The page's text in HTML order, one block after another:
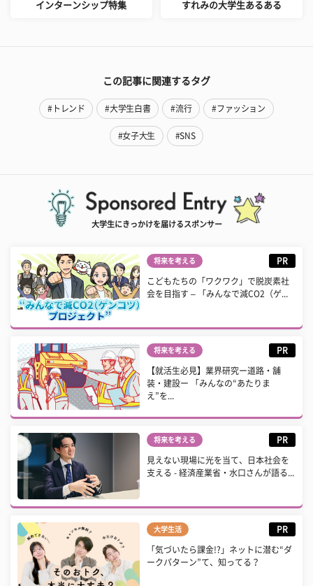
インターンシップ特集 すれみの大学生あるある
この記事に関連するタグ
#トレンド #大学生白書 #流行 #ファッション
#女子大生 #SNS
大学生にきっかけを届けるスポンサー
将来を考える PR
こどもたちの「ワクワク」で脱炭素社
会を目指す – 「みんなで減CO2（ゲ...
将来を考える PR
【就活生必見】業界研究ー道路・舗
装・建設ー 「みんなの“あたりま
え”を...
将来を考える PR
見えない現場に光を当て、日本社会を
支える - 経済産業省・水口さんが語る...
大学生活 PR
「気づいたら課金!?」ネットに潜む“ダ
ークパターン”て、知ってる？